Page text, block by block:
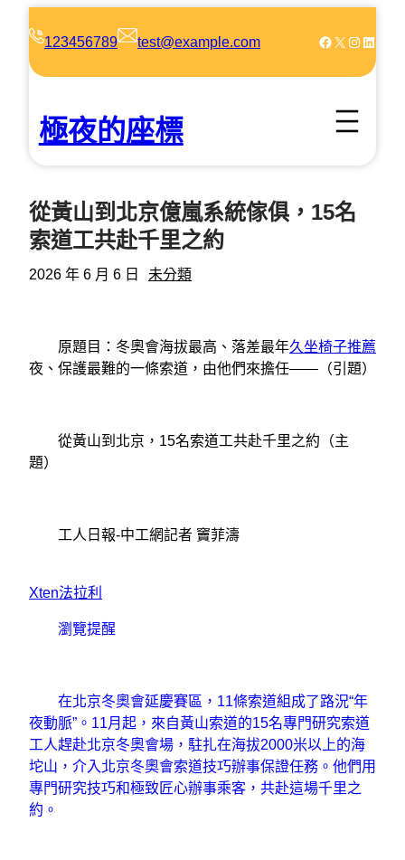
123456789 test@example.com Facebook X Instagram LinkedIn
極夜的座標
從黃山到北京億嵐系統傢俱，15名
索道工共赴千里之約
2026 年 6 月 6 日 未分類
原題目：冬奧會海拔最高、落差最年久坐椅子推薦
夜、保護最難的一條索道，由他們來擔任——（引題）
從黃山到北京，15名索道工共赴千里之約（主
題）
工人日報-中工網記者 竇菲濤
Xten法拉利
瀏覽提醒
在北京冬奧會延慶賽區，11條索道組成了路況“年
夜動脈”。11月起，來自黃山索道的15名專門研究索道
工人趕赴北京冬奧會場，駐扎在海拔2000米以上的海
坨山，介入北京冬奧會索道技巧辦事保證任務。他們用
專門研究技巧和極致匠心辦事乘客，共赴這場千里之
約。